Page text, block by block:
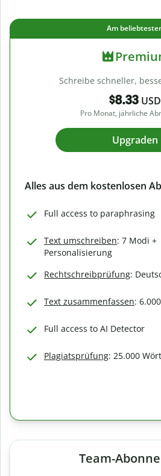
Am
Schreibe schneller,
$8.33 USD
Pro Monat, jährliche
Upgraden
Alles aus dem kostenlosen
Full access to paraphrasing
Text umschreiben: 7 Modi +
Personalisierung
Rechtschreibprüfung:
Text zusammenfassen:
Full access to AI Detector
Plagiatsprüfung: 25.000
Team-